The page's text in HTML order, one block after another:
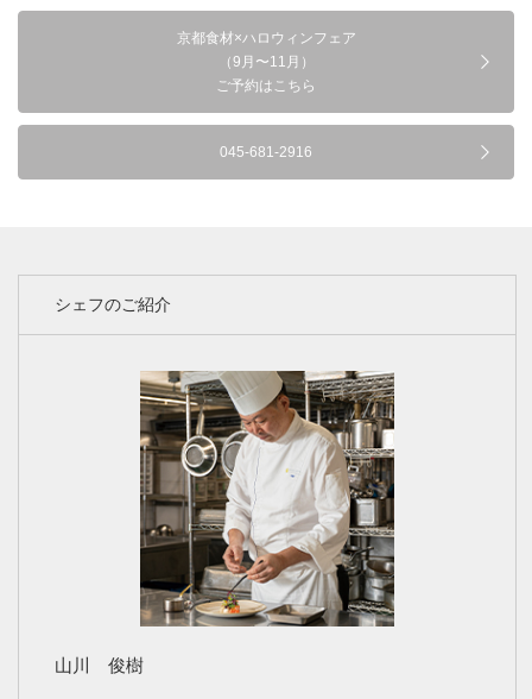
京都食材×ハロウィンフェア
（9月〜11月）
ご予約はこちら
045-681-2916
シェフのご紹介
山川 俊樹